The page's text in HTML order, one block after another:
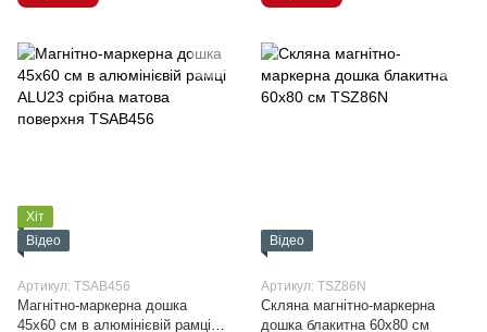
Хіт
Відео
Артикул: TSAB456
Магнітно-маркерна дошка
45x60 см в алюмінієвій рамці
Відео
Артикул: TSZ86N
Скляна магнітно-маркерна
дошка блакитна 60x80 см